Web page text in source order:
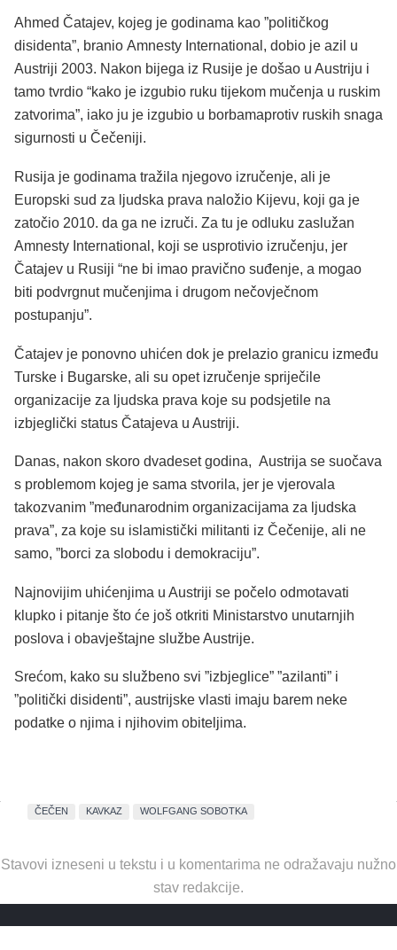
Ahmed Čatajev, kojeg je godinama kao ”političkog
disidenta”, branio Amnesty International, dobio je azil u
Austriji 2003. Nakon bijega iz Rusije je došao u Austriju i
tamo tvrdio “kako je izgubio ruku tijekom mučenja u ruskim
zatvorima”, iako ju je izgubio u borbamaprotiv ruskih snaga
sigurnosti u Čečeniji.
Rusija je godinama tražila njegovo izručenje, ali je
Europski sud za ljudska prava naložio Kijevu, koji ga je
zatočio 2010. da ga ne izruči. Za tu je odluku zaslužan
Amnesty International, koji se usprotivio izručenju, jer
Čatajev u Rusiji “ne bi imao pravično suđenje, a mogao
biti podvrgnut mučenjima i drugom nečovječnom
postupanju”.
Čatajev je ponovno uhićen dok je prelazio granicu između
Turske i Bugarske, ali su opet izručenje spriječile
organizacije za ljudska prava koje su podsjetile na
izbjeglički status Čatajeva u Austriji.
Danas, nakon skoro dvadeset godina, Austrija se suočava
s problemom kojeg je sama stvorila, jer je vjerovala
takozvanim ”međunarodnim organizacijama za ljudska
prava”, za koje su islamistički militanti iz Čečenije, ali ne
samo, ”borci za slobodu i demokraciju”.
Najnovijim uhićenjima u Austriji se počelo odmotavati
klupko i pitanje što će još otkriti Ministarstvo unutarnjih
poslova i obavještajne službe Austrije.
Srećom, kako su službeno svi ”izbjeglice” ”azilanti” i
”politički disidenti”, austrijske vlasti imaju barem neke
podatke o njima i njihovim obiteljima.
ČEČEN KAVKAZ WOLFGANG SOBOTKA
Stavovi izneseni u tekstu i u komentarima ne odražavaju nužno
stav redakcije.